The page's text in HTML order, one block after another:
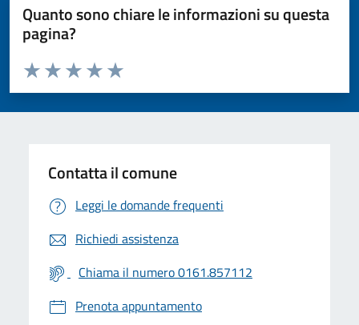
Quanto sono chiare le informazioni su questa
pagina?
Valuta da 1 a 5 stelle la pagina
Valuta 5 stelle su 5
Valuta 4 stelle su 5
Valuta 3 stelle su 5
Valuta 2 stelle su 5
Valuta 1 stelle su 5
Contatta il comune
Leggi le domande frequenti
Richiedi assistenza
Chiama il numero 0161.857112
Prenota appuntamento